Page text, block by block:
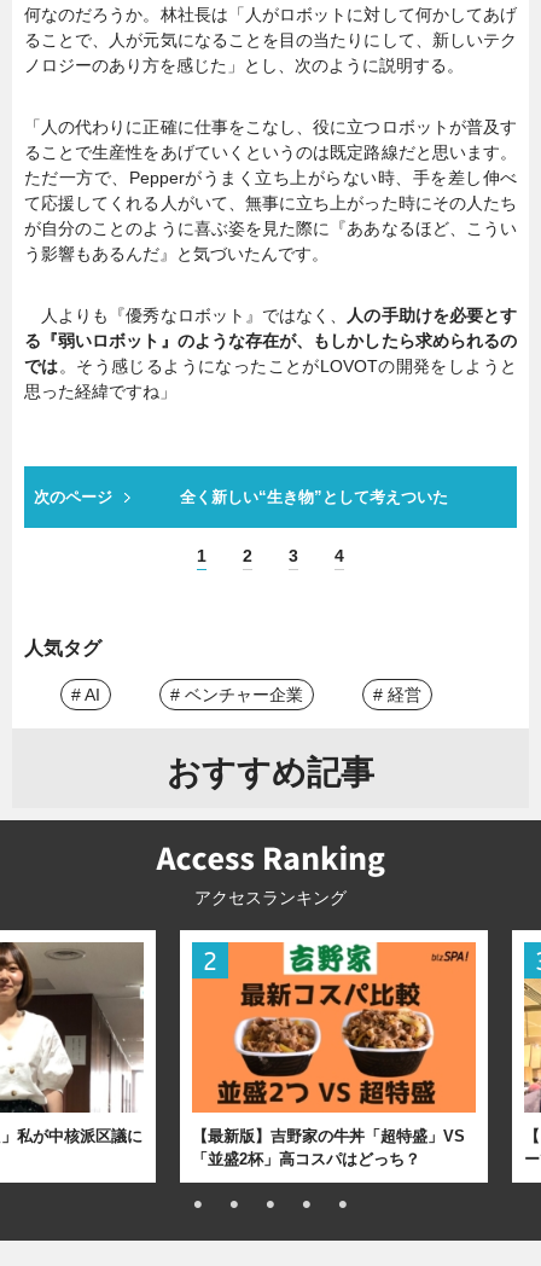
何なのだろうか。林社長は「人がロボットに対して何かしてあげ
ることで、人が元気になることを目の当たりにして、新しいテク
ノロジーのあり方を感じた」とし、次のように説明する。
「人の代わりに正確に仕事をこなし、役に立つロボットが普及す
ることで生産性をあげていくというのは既定路線だと思います。
ただ一方で、Pepperがうまく立ち上がらない時、手を差し伸べ
て応援してくれる人がいて、無事に立ち上がった時にその人たち
が自分のことのように喜ぶ姿を見た際に『ああなるほど、こうい
う影響もあるんだ』と気づいたんです。
人よりも『優秀なロボット』ではなく、
人の手助けを必要とす
る『弱いロボット』のような存在が、もしかしたら求められるの
では。そう感じるようになったことがLOVOTの開発をしようと
思った経緯ですね」
次のページ 全く新しい“生き物”として考えついた
1 2 3 4
人気タグ
# AI # ベンチャー企業 # 経営
おすすめ記事
アクセスランキング
私が中核派区議に
【最新版】吉野家の牛丼「超特盛」VS
「並盛2杯」高コスパはどっち？